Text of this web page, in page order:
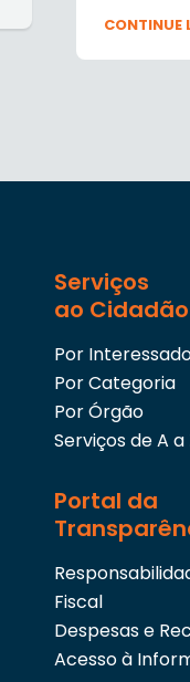
V –
VI-
se
proteção
SME
SME e à
IX –
X –
CONTINUE
Serviços
ao Cidadão
Por
Por Categoria
Por Órgão
Serviços de A a
Portal da
Fiscal
Despesas e
Acesso à